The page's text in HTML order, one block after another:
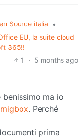
Source italia
•
EU, la suite cloud
365!!
1
· 5 months ago
benissimo ma io
. Perché
prima